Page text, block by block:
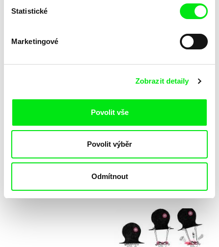
Statistické
Marketingové
Zobrazit detaily
Povolit vše
Povolit výběr
Odmítnout
Linda Kallistová Jablonská
Taye Cimon, Pierre Coëz,
Manuarii Morel, Romain
Sestra